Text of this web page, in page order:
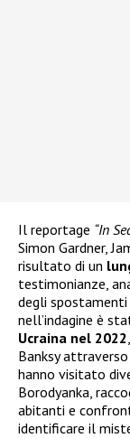
Il reportage “In
Simon Gardner,
risultato di un
testimonianze,
degli spostamenti
nell’indagine è
Ucraina nel 2022
Banksy
hanno visitato
Borodyanka,
abitanti e
identificare il